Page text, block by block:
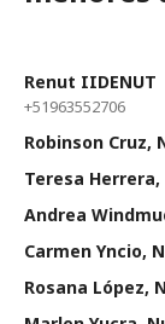
Renut IIDENUT
+51963552706
Robinson Cruz,
Teresa
Andrea
Carmen Yncio,
Rosana López,